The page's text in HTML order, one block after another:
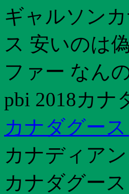
ギャルソン
ス 安いのは
ファー なん
pbi 2018カナ
カナダグー
カナディア
カナダグー